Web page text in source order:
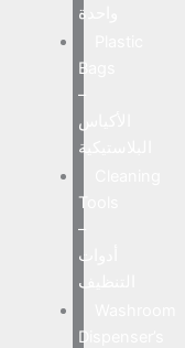
واحدة
Bags
–
الأكياس
البلاستيكية
Tools
–
أدوات
التنظيف
Dispenser’s